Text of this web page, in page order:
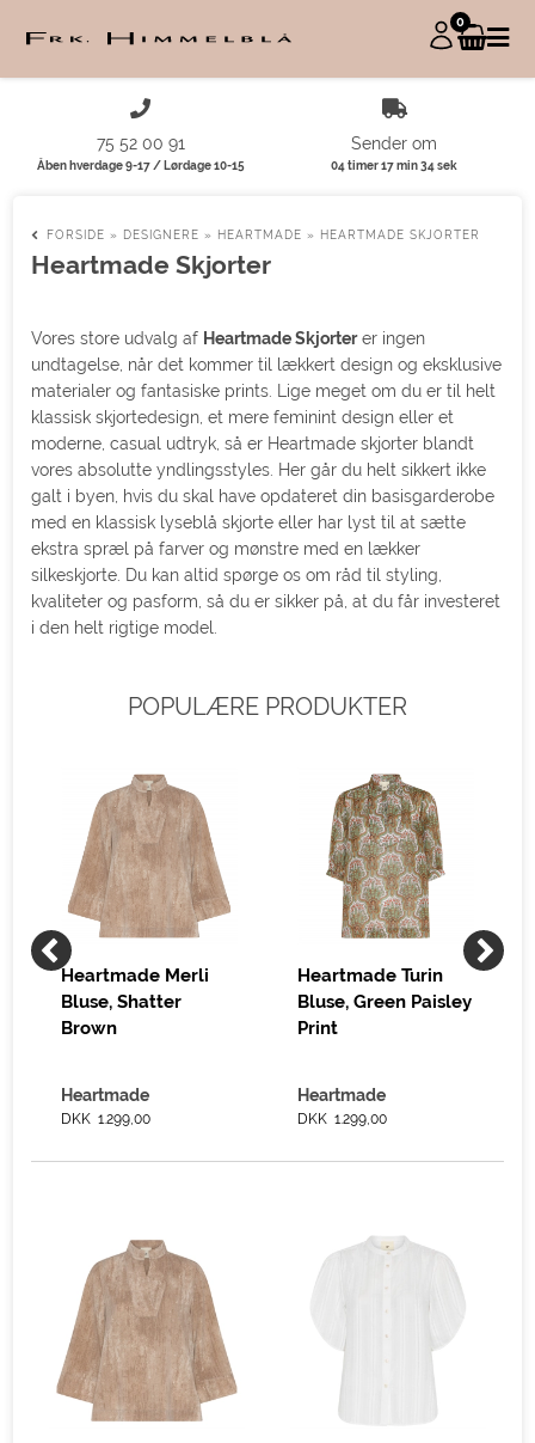
0
75 52 00 91
Åben hverdage 9-17 / Lørdage 10-15
Sender om
04 timer 17 min 33 sek
FORSIDE » DESIGNERE » HEARTMADE » HEARTMADE SKJORTER
Heartmade Skjorter
Vores store udvalg af Heartmade Skjorterer ingen
undtagelse, når det kommer til lækkert design og eksklusive
materialer og fantasiske prints. Lige meget om du er til helt
klassisk skjortedesign, et mere feminint design eller et
moderne, casual udtryk, så er Heartmade skjorter blandt
vores absolutte yndlingsstyles. Her går du helt sikkert ikke
galt i byen, hvis du skal have opdateret din basisgarderobe
med en klassisk lyseblå skjorte eller har lyst til at sætte
ekstra spræl på farver og mønstre med en lækker
silkeskjorte. Du kan altid spørge os om råd til styling,
kvaliteter og pasform, så du er sikker på, at du får investeret
i den helt rigtige model.
POPULÆRE PRODUKTER
Heartmade Merli
Bluse, Shatter
Brown
Heartmade
DKK 1.299,00
Heartmade Turin
Bluse, Green Paisley
Print
Heartmade
DKK 1.299,00